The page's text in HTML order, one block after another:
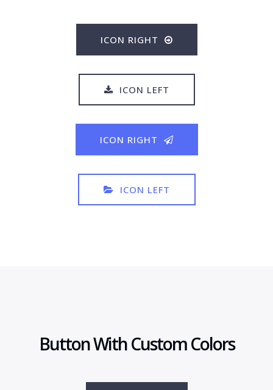
ICON RIGHT
ICON LEFT
ICON RIGHT
ICON LEFT
Button With Custom Colors